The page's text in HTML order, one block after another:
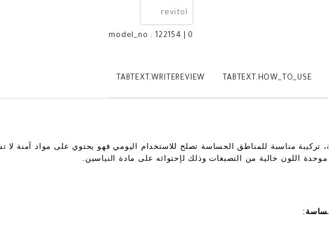
revitol
model_no : 122154 0
TABTEXT.HOW_TO_USE
TABTEXT.WRITEREVIEW
تركيبة مناسبة للمناطق الحساسة تصلح للاستخدام اليومي فهو يحتوي على مواد آمنة
اللون خالية من التصبغات وذلك لإحتوائه على مادة النياسين.
: